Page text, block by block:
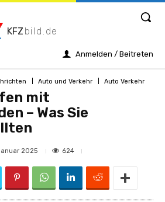
KFZ bild.de
Anmelden / Beitreten
Auto und Verkehr Auto Verkehr
mit
– Was Sie
2025 624